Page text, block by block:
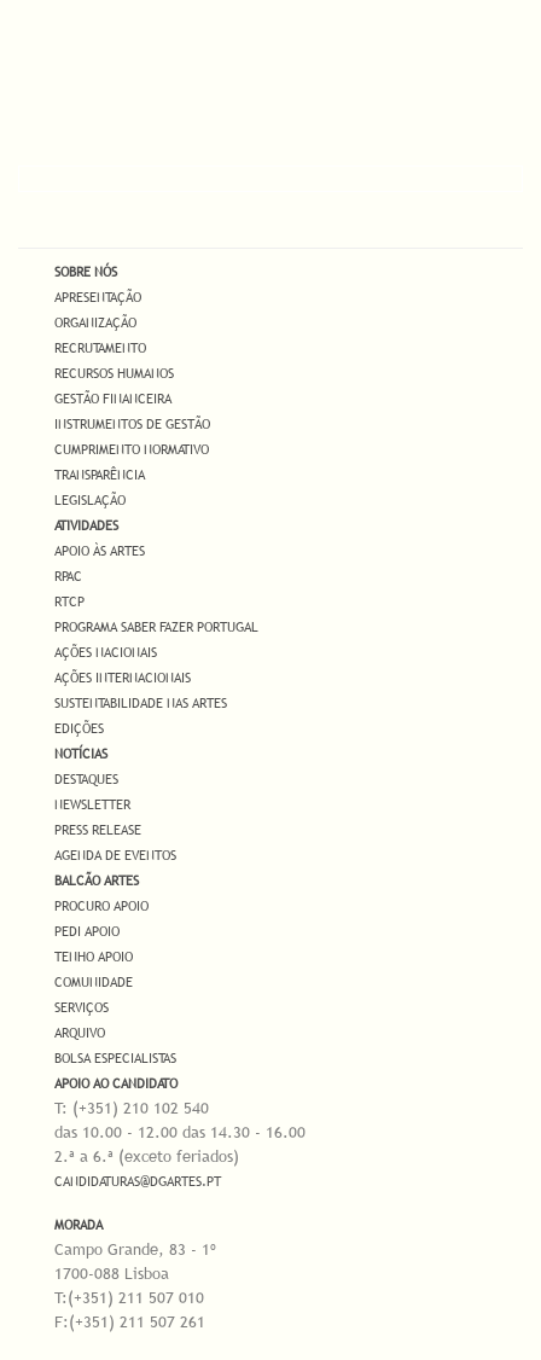
SOBRE NÓS
APRESENTAÇÃO
ORGANIZAÇÃO
RECRUTAMENTO
RECURSOS HUMANOS
GESTÃO FINANCEIRA
INSTRUMENTOS DE GESTÃO
CUMPRIMENTO NORMATIVO
TRANSPARÊNCIA
LEGISLAÇÃO
ATIVIDADES
APOIO ÀS ARTES
RPAC
RTCP
PROGRAMA SABER FAZER PORTUGAL
AÇÕES NACIONAIS
AÇÕES INTERNACIONAIS
SUSTENTABILIDADE NAS ARTES
EDIÇÕES
NOTÍCIAS
DESTAQUES
NEWSLETTER
PRESS RELEASE
AGENDA DE EVENTOS
BALCÃO ARTES
PROCURO APOIO
PEDI APOIO
TENHO APOIO
COMUNIDADE
SERVIÇOS
ARQUIVO
BOLSA ESPECIALISTAS
APOIO AO CANDIDATO
T: (+351) 210 102 540
das 10.00 - 12.00 das 14.30 - 16.00
2.ª a 6.ª (exceto feriados)
CANDIDATURAS@DGARTES.PT
MORADA
Campo Grande, 83 - 1º
1700-088 Lisboa
T:(+351) 211 507 010
F:(+351) 211 507 261